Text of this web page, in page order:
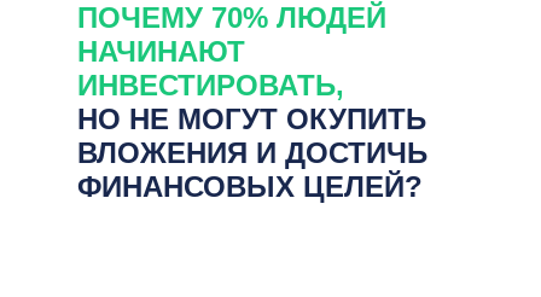
ПОЧЕМУ 70% ЛЮДЕЙ
НАЧИНАЮТ
ИНВЕСТИРОВАТЬ,
НО НЕ МОГУТ ОКУПИТЬ
ВЛОЖЕНИЯ И ДОСТИЧЬ
ФИНАНСОВЫХ ЦЕЛЕЙ?